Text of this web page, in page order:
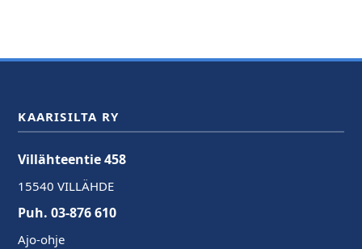
KAARISILTA RY
Villähteentie 458
15540 VILLÄHDE
Puh. 03-876 610
Ajo-ohje